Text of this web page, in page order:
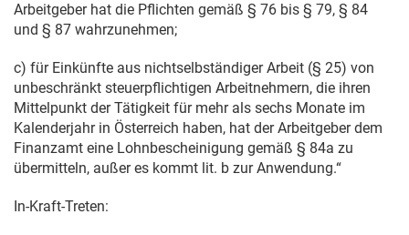
Arbeitgeber hat die Pflichten gemäß § 76 bis § 79, § 84
und § 87 wahrzunehmen;
c) für Einkünfte aus nichtselbständiger Arbeit (§ 25) von
unbeschränkt steuerpflichtigen Arbeitnehmern, die ihren
Mittelpunkt der Tätigkeit für mehr als sechs Monate im
Kalenderjahr in Österreich haben, hat der Arbeitgeber dem
Finanzamt eine Lohnbescheinigung gemäß § 84a zu
übermitteln, außer es kommt lit. b zur Anwendung.“
In-Kraft-Treten: